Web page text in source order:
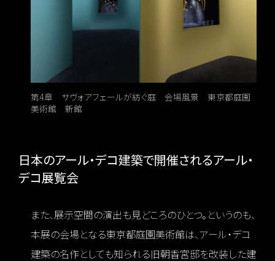
第4章 サヴォアフェールが紡ぐ庭 会場風景 東京都庭園
美術館 新館
日本のアール・デコ建築で開催されるアール・
デコ展覧会
また、展示空間の演出も見どころのひとつ。というのも、
本展の会場となる東京都庭園美術館は、アール・デコ
建築の名作としても知られる旧朝香宮邸を改装した建